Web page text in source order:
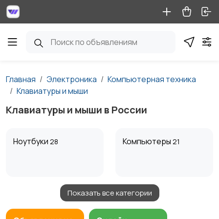
Главная Электроника
Компьютерная техника
Клавиатуры и мыши
Клавиатуры и мыши в России
Ноутбуки 28 Компьютеры 21
Клавиатуры и мыши
Показать все категории